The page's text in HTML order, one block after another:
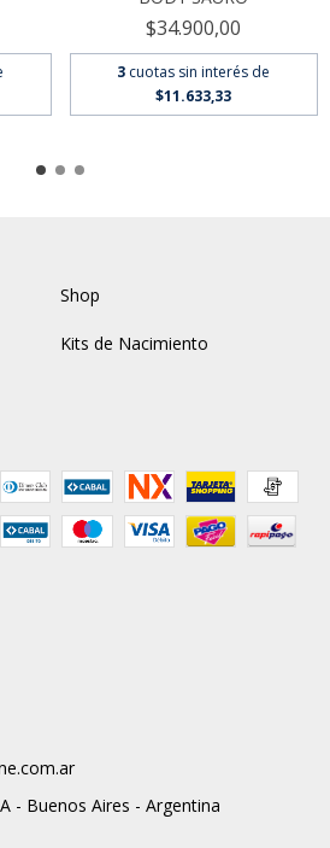
$34.900,00
3 cuotas sin interés de
$11.633,33
Shop
Kits de Nacimiento
- Buenos Aires - Argentina